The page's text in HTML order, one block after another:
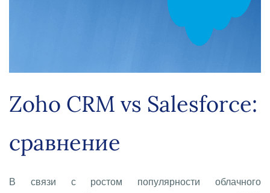
Zoho CRM vs Salesforce:
сравнение
В связи с ростом популярности облачного